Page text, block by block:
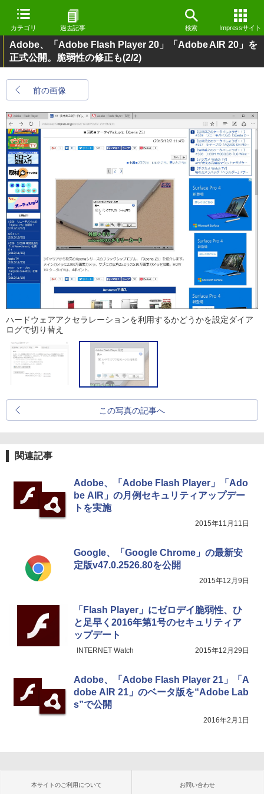
カテゴリ 過去記事 検索 Impressサイト
Adobe、「Adobe Flash Player 20」「Adobe AIR 20」を
正式公開。脆弱性の修正も(2/2)
前の画像
ハードウェアアクセラレーションを利用するかどうかを設定ダイア
ログで切り替え
この写真の記事へ
関連記事
Adobe、「Adobe Flash Player」「Ado
be AIR」の月例セキュリティアップデー
トを実施
2015年11月11日
Google、「Google Chrome」の最新安
定版v47.0.2526.80を公開
2015年12月9日
「Flash Player」にゼロデイ脆弱性、ひ
と足早く2016年第1号のセキュリティア
ップデート
INTERNET Watch 2015年12月29日
Adobe、「Adobe Flash Player 21」「A
dobe AIR 21」のベータ版を“Adobe Lab
s”で公開
2016年2月1日
本サイトのご利用について お問い合わせ